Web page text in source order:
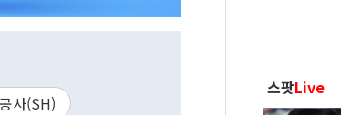
사(SH)
스팟Live